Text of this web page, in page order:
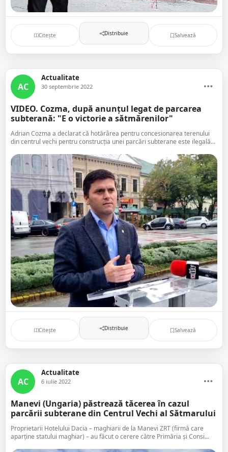
Citește Distribuie Salvează
AC
Actualitate
30 septembrie 2022
VIDEO. Cozma, după anunțul legat de parcarea
subterană: "E o victorie a sătmărenilor"
Adrian Cozma a declarat că hotărârea pentru concesionarea terenului
din centrul vechi pentru construcția unei parcări subterane este ilegală...
Citește Distribuie Salvează
AC
Actualitate
6 iulie 2022
Manevi (Ungaria) păstrează tăcerea în cazul
parcării subterane din Centrul Vechi al Sătmarului
Proprietarii Hotelului Dacia – maghiarii de la Manevi ZRT (firmă care
aparține statului maghiar) – au făcut o cerere către Primăria și Consi...